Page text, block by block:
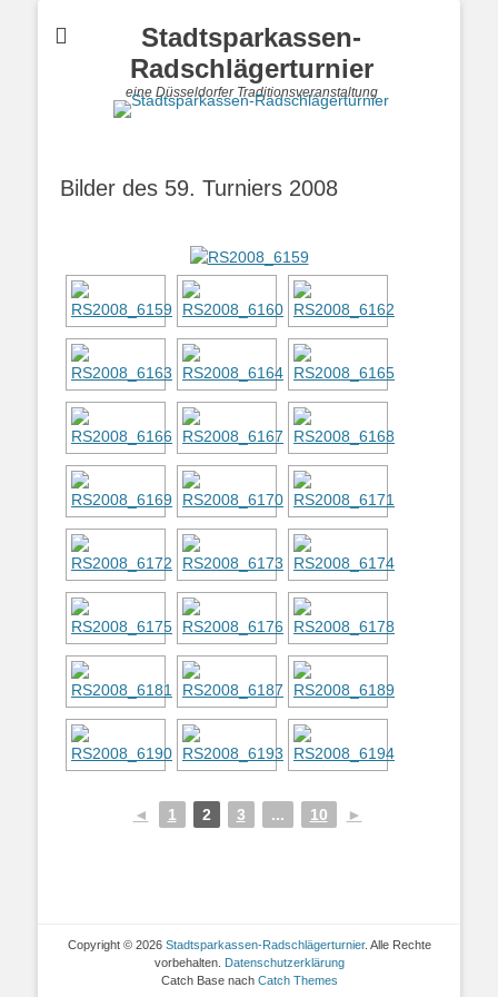
Stadtsparkassen-
Radschlägerturnier
eine Düsseldorfer Traditionsveranstaltung
Bilder des 59. Turniers 2008
◄ 1 2 3 ... 10 ►
Copyright © 2026 Stadtsparkassen-Radschlägerturnier. Alle Rechte
vorbehalten. Datenschutzerklärung
Catch Base nach Catch Themes